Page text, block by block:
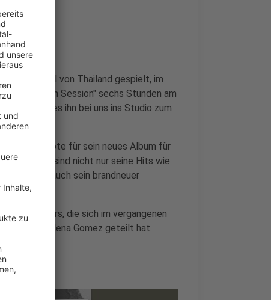
Dschungel von Thailand gespielt, im
"6 Stunden Session" sechs Stunden am
jetzt hat es ihn bei uns ins Studio zum
erste Vorbote für sein neues Album für
Darauf sind nicht nur seine Hits wie
sondern auch sein brandneuer
Powers, die sich im vergangenen
Selena Gomez geteilt hat.